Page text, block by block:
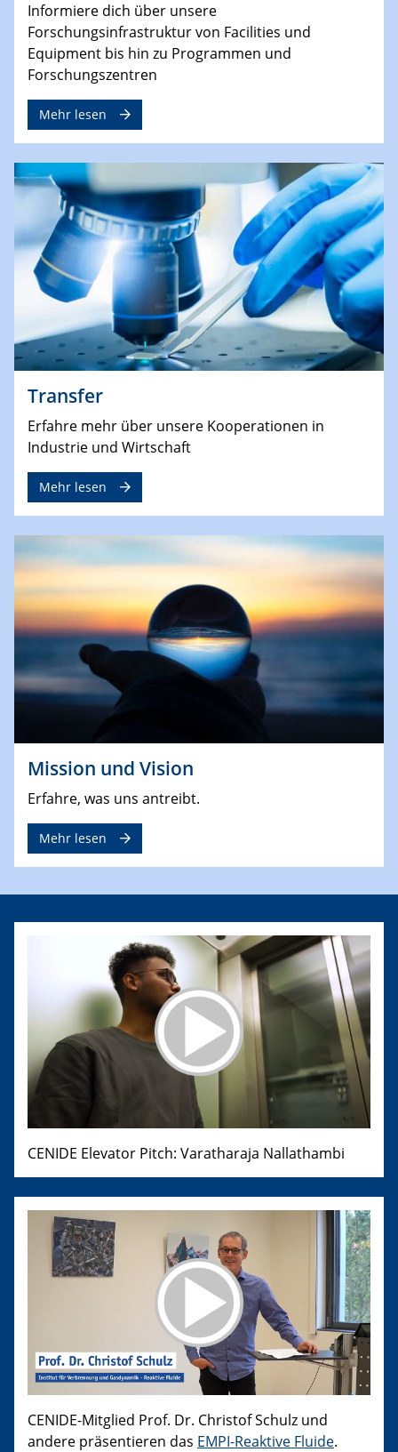
Informiere dich über unsere
Forschungsinfrastruktur von Facilities und
Equipment bis hin zu Programmen und
Forschungszentren
Mehr lesen
Transfer
Erfahre mehr über unsere Kooperationen in
Industrie und Wirtschaft
Mehr lesen
Mission und Vision
Erfahre, was uns antreibt.
Mehr lesen
CENIDE Elevator Pitch: Varatharaja Nallathambi
CENIDE-Mitglied Prof. Dr. Christof Schulz und
andere präsentieren das EMPI-Reaktive Fluide.